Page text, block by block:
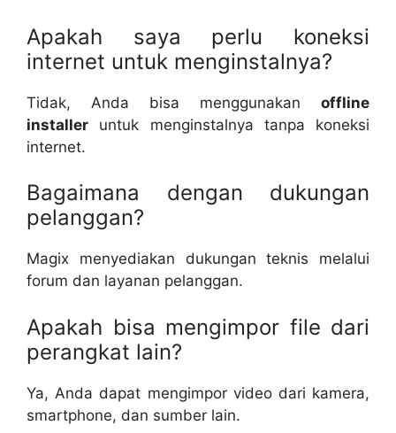
Apakah saya perlu koneksi
internet untuk menginstalnya?
Tidak, Anda bisa menggunakan offline
installer untuk menginstalnya tanpa koneksi
internet.
Bagaimana dengan dukungan
pelanggan?
Magix menyediakan dukungan teknis melalui
forum dan layanan pelanggan.
Apakah bisa mengimpor file dari
perangkat lain?
Ya, Anda dapat mengimpor video dari kamera,
smartphone, dan sumber lain.